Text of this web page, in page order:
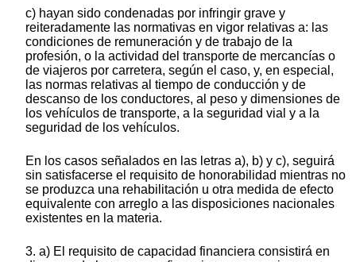
c) hayan sido condenadas por infringir grave y
reiteradamente las normativas en vigor relativas a: las
condiciones de remuneración y de trabajo de la
profesión, o la actividad del transporte de mercancías o
de viajeros por carretera, según el caso, y, en especial,
las normas relativas al tiempo de conducción y de
descanso de los conductores, al peso y dimensiones de
los vehículos de transporte, a la seguridad vial y a la
seguridad de los vehículos.
En los casos señalados en las letras a), b) y c), seguirá
sin satisfacerse el requisito de honorabilidad mientras no
se produzca una rehabilitación u otra medida de efecto
equivalente con arreglo a las disposiciones nacionales
existentes en la materia.
3. a) El requisito de capacidad financiera consistirá en